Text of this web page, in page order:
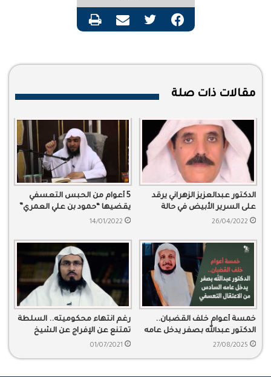
فيسبوك تويتر مشاركة عبر البريد طباعة
مقالات ذات صلة
الدكتور عبدالعزيز الزهراني يرقد
على السرير الأبيض في حالة
خطرة
26/04/2022
5 أعوام من الحبس التعسفي
يقضيها “حمود بن علي العمري”
14/01/2022
خمسة أعوام خلف القضبان..
الدكتور عبدالله بصفر يدخل عامه
السادس من الاعتقال التعسفي
27/08/2025
رغم انتهاء محكوميته.. السلطة
تمتنع عن الإفراج عن الشيخ
“عصام العويد”
01/07/2021